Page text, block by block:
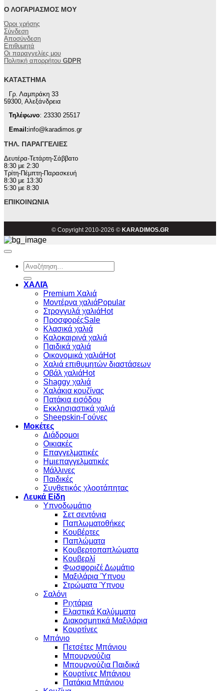
Ο ΛΟΓΑΡΙΑΣΜΌΣ ΜΟΥ
Όροι χρήσης
Σύνδεση
Αποσύνδεση
Επιθυμητά
Οι παραγγελίες μου
Πολιτική απορρήτου GDPR
ΚΑΤΆΣΤΗΜΑ
Γρ. Λαμπράκη 33
59300, Αλεξάνδρεια
Τηλέφωνο: 23330 25517
Email:info@karadimos.gr
ΤΗΛ. ΠΑΡΑΓΓΕΛΊΕΣ
Δευτέρα-Τετάρτη-Σάββατο
8:30 με 2:30
Τρίτη-Πέμπτη-Παρασκευή
8:30 με 13:30
5:30 με 8:30
ΕΠΙΚΟΙΝΩΝΊΑ
© Copyright 2010-2026 © KARADIMOS.GR
Αναζήτηση
για:
ΧΑΛΙΆ
Premium Χαλιά
Μοντέρνα χαλιά
Στρογγυλά χαλιά
Προσφορές
Κλασικά χαλιά
Καλοκαιρινά χαλιά
Παιδικά χαλιά
Οικονομικά χαλιά
Χαλιά επιθυμητών διαστάσεων
Οβάλ χαλιά
Shaggy χαλιά
Χαλάκια κουζίνας
Πατάκια εισόδου
Εκκλησιαστικά χαλιά
Sheepskin-Γούνες
Μοκέτες
Διάδρομοι
Οικιακές
Επαγγελματικές
Ημιεπαγγελματικές
Μάλλινες
Παιδικές
Συνθετικός χλοοτάπητας
Λευκά Είδη
Υπνοδωμάτιο
Σετ σεντόνια
Παπλωματοθήκες
Κουβέρτες
Παπλώματα
Κουβερτοπαπλώματα
Κουβερλί
Φωσφοριζέ Δωμάτιο
Μαξιλάρια Ύπνου
Στρώματα Ύπνου
Σαλόνι
Ριχτάρια
Ελαστικά Καλύμματα
Διακοσμητικά Μαξιλάρια
Κουρτίνες
Μπάνιο
Πετσέτες Μπάνιου
Μπουρνούζια
Μπουρνούζια Παιδικά
Κουρτίνες Μπάνιου
Πατάκια Μπάνιου